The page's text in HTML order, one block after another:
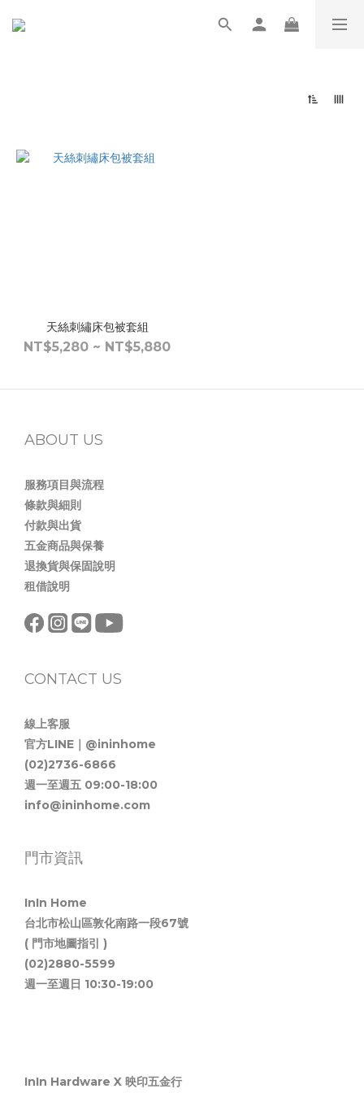
天絲刺繡床包被套組
NT$5,280 ~ NT$5,880
ABOUT US
服務項目與流程
條款與細則
付款與出貨
五金商品與保養
退換貨與保固說明
租借說明
CONTACT US
線上客服
官方LINE｜@ininhome
(02)2736-6866
週一至週五 09:00-18:00
info@ininhome.com
門市資訊
InIn Home
台北市松山區敦化南路一段67號
( 門市地圖指引 )
(02)2880-5599
週一至週日 10:30-19:00
InIn Hardware X 映印五金行